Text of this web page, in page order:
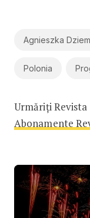
Agnieszka
Polonia
Urmăriți Revista
Abonamente